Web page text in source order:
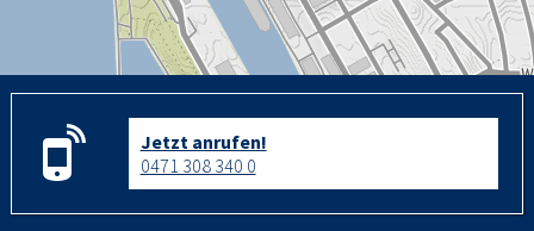
Jetzt anrufen!
0471 308 340 0